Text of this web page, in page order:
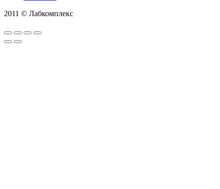
2011 © Лабкомплекс